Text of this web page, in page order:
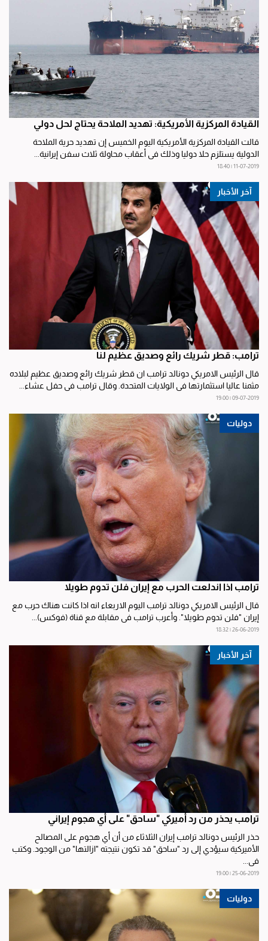
القيادة المركزية الأمريكية: تهديد الملاحة يحتاج لحل دولي
قالت القيادة المركزية الأمريكية اليوم الخميس إن تهديد حرية الملاحة
الدولية يستلزم حلا دوليا وذلك في أعقاب محاولة ثلاث سفن إيرانية...
11-07-2019 | 18:40
آخر الأخبار
ترامب: قطر شريك رائع وصديق عظيم لنا
قال الرئيس الامريكي دونالد ترامب ان قطر شريك رائع وصديق عظيم لبلاده
مثمنا عاليا استثمارتها في الولايات المتحدة. وقال ترامب في حفل عشاء...
09-07-2019 | 19:00
دوليات
ترامب اذا اندلعت الحرب مع إيران فلن تدوم طويلا
قال الرئيس الامريكي دونالد ترامب اليوم الاربعاء انه اذا كانت هناك حرب مع
إيران "فلن تدوم طويلا". وأعرب ترامب في مقابلة مع قناة (فوكس)...
26-06-2019 | 18:32
آخر الأخبار
ترامب يحذر من رد أميركي "ساحق" على أي هجوم إيراني
حذر الرئيس دونالد ترامب إيران الثلاثاء من أن أي هجوم على المصالح
الأميركية سيؤدي إلى رد "ساحق" قد تكون نتيجته "ازالتها" من الوجود. وكتب
في...
25-06-2019 | 19:00
دوليات